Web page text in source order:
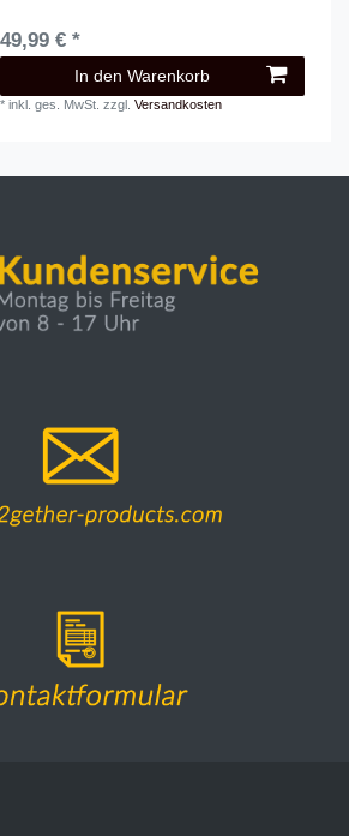
49,99 € *
In den Warenkorb
*inkl. ges. MwSt. zzgl.Versandkosten